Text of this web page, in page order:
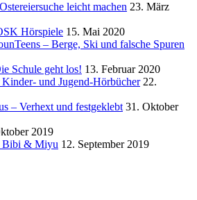
leicht machen 23. März
Hörspiele 15. Mai 2020
– Berge, Ski und falsche Spuren
Schule geht los! 13. Februar 2020
und Jugend-Hörbücher 22.
– Verhext und festgeklebt 31. Oktober
2019
Bibi & Miyu 12. September 2019